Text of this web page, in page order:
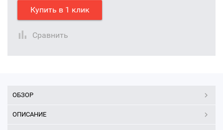
Купить в 1 клик
Сравнить
ОБЗОР
ОПИСАНИЕ